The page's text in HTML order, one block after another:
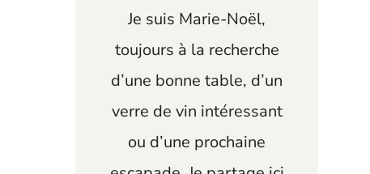
Je suis Marie-Noël,
toujours à la recherche
d’une bonne table, d’un
verre de vin intéressant
ou d’une prochaine